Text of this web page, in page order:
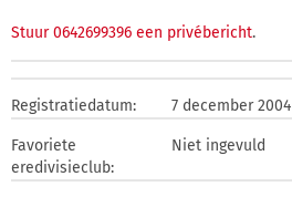
Stuur 0642699396 een privébericht.
Registratiedatum: 7 december 2004
Favoriete
eredivisieclub:
Niet ingevuld